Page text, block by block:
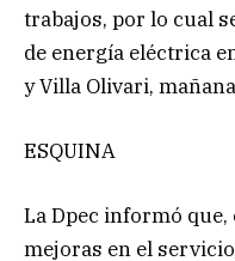
trabajos, por lo cual
de energía eléctrica
y Villa Olivari,
ESQUINA
La Dpec informó
mejoras en el